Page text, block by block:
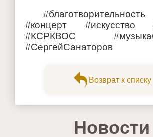
#концерт #искусство
#КСРКВОС
#СергейСанаторов
Возврат к списку
Новости